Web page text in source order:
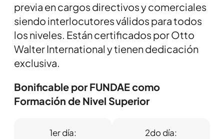
previa en cargos directivos y comerciales
siendo interlocutores válidos para todos
los niveles. Están certificados por Otto
Walter International y tienen dedicación
exclusiva.
Bonificable por FUNDAE como
Formación de Nivel Superior
1er día:
2do día: